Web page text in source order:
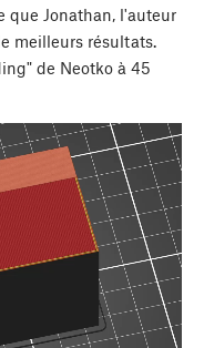
que Jonathan, l'auteur
meilleurs résultats.
de Neotko à 45